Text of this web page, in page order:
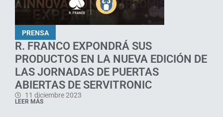
PRENSA
R. FRANCO EXPONDRÁ SUS
PRODUCTOS EN LA NUEVA EDICIÓN DE
LAS JORNADAS DE PUERTAS
ABIERTAS DE SERVITRONIC
11 diciembre 2023
LEER MÁS